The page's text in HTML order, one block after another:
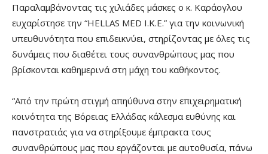
Παραλαμβάνοντας τις χιλιάδες μάσκες ο κ. Καράογλου
ευχαρίστησε την “HELLAS MED I.K.E.” για την κοινωνική
υπευθυνότητα που επιδεικνύει, στηρίζοντας με όλες τις
δυνάμεις που διαθέτει τους συνανθρώπους μας που
βρίσκονται καθημερινά στη μάχη του καθήκοντος.
“Από την πρώτη στιγμή απηύθυνα στην επιχειρηματική
κοινότητα της Βόρειας Ελλάδας κάλεσμα ευθύνης και
πανστρατιάς για να στηρίξουμε έμπρακτα τους
συνανθρώπους μας που εργάζονται με αυτοθυσία, πάνω